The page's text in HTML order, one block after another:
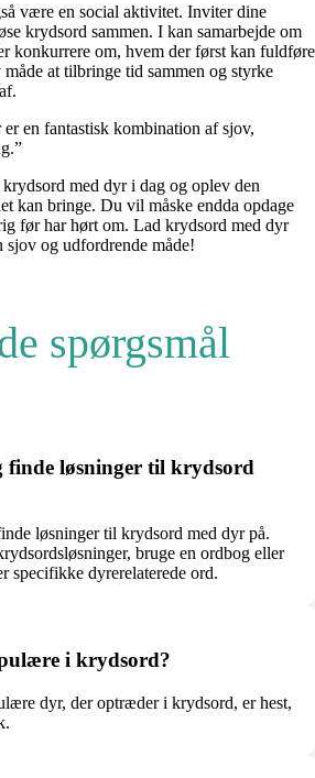
være en social aktivitet. Inviter dine
krydsord sammen. I kan samarbejde om
konkurrere om, hvem der først kan fuldføre
at tilbringe tid sammen og styrke
en fantastisk kombination af sjov,
med dyr i dag og oplev den
kan bringe. Du vil måske endda opdage
før har hørt om. Lad krydsord med dyr
og udfordrende måde!
spørgsmål
finde løsninger til krydsord
løsninger til krydsord med dyr på.
bruge en ordbog eller
specifikke dyrerelaterede ord.
i krydsord?
dyr, der optræder i krydsord, er hest,